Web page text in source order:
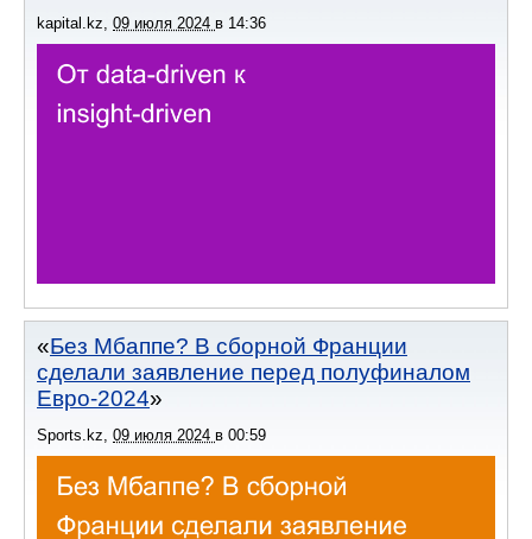
kapital.kz 09 июля 2024 в 14:36
Без Мбаппе? В сборной Франции
сделали заявление перед полуфиналом
Евро-2024
Sports.kz 09 июля 2024 в 00:59